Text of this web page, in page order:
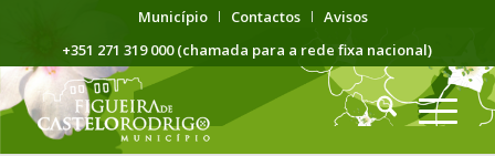
Município Contactos
Avisos
+351 271 319 000 (chamada para a rede fixa nacional)